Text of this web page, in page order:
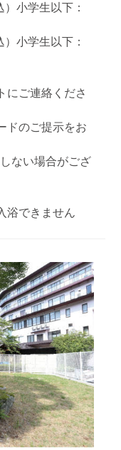
小学生以下：
小学生以下：
にご連絡くださ
ドのご提示をお
ない場合がござ
浴できません